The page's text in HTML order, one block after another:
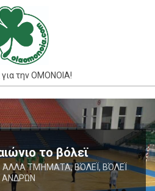
για την ΟΜΟΝΟΙΑ!
το βόλεϊ
ΆΛΛΑ ΤΜΉΜΑΤΑ,ΒΌΛΕΪ ΒΌΛΕΪ
ΑΝΔΡΏΝ